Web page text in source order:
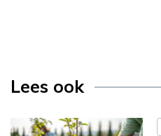
Lees ook